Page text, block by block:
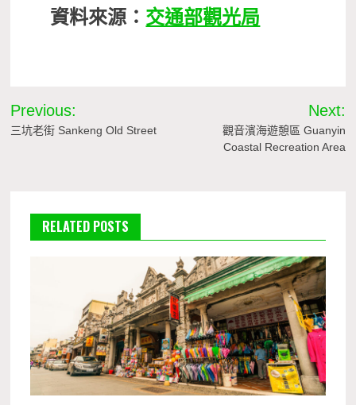
資料來源： 交通部觀光局
文
章
Previous:
三坑老街 Sankeng Old Street
Next:
觀音濱海遊憩區 Guanyin
Coastal Recreation Area
RELATED POSTS